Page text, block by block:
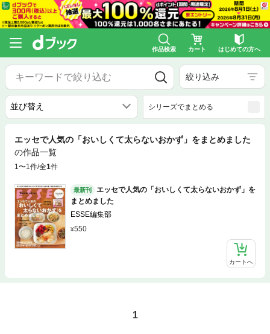
作品検索 カート はじめての方へ
絞り込み
シリーズでまとめる
エッセで人気の「おいしくて太らないおかず」をまとめました
の作品一覧
1〜1件/全1件
最新刊
エッセで人気の「おいしくて太らないおかず」を
まとめました
ESSE編集部
550
カートへ
1